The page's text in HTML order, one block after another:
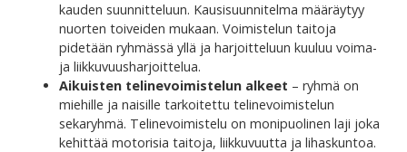
kauden suunnitteluun. Kausisuunnitelma määräytyy
nuorten toiveiden mukaan. Voimistelun taitoja
pidetään ryhmässä yllä ja harjoitteluun kuuluu voima-
ja liikkuvuusharjoittelua.
Aikuisten telinevoimistelun alkeet – ryhmä on
miehille ja naisille tarkoitettu telinevoimistelun
sekaryhmä. Telinevoimistelu on monipuolinen laji joka
kehittää motorisia taitoja, liikkuvuutta ja lihaskuntoa.